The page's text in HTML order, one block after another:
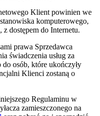
Klient powinien we
komputerowego,
dostępem do Internetu.
prawa Sprzedawca
świadczenia usług za
osób, które ukończyły
Klienci zostaną o
Regulaminu w
zamieszczonego na